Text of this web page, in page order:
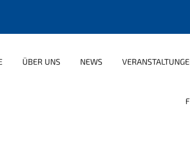
ÜBER UNS NEWS